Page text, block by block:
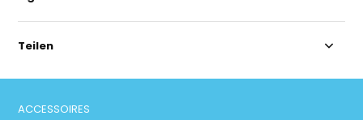
Teilen
ACCESSOIRES